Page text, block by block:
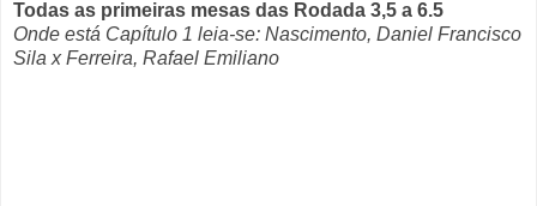
Todas as primeiras mesas das Rodada 3,5 a 6.5
Onde está Capítulo 1 leia-se: Nascimento, Daniel Francisco
Sila x Ferreira, Rafael Emiliano